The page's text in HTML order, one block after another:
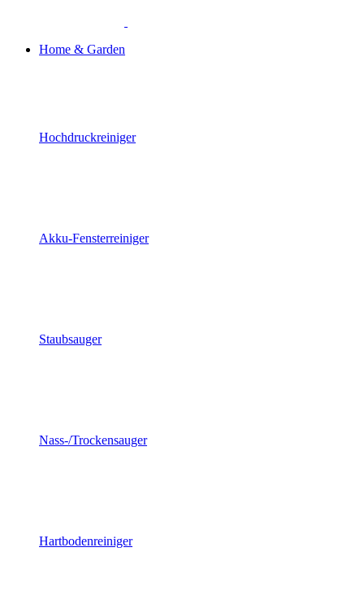
Home & Garden
Hochdruckreiniger
Akku-Fensterreiniger
Staubsauger
Nass-/Trockensauger
Hartbodenreiniger